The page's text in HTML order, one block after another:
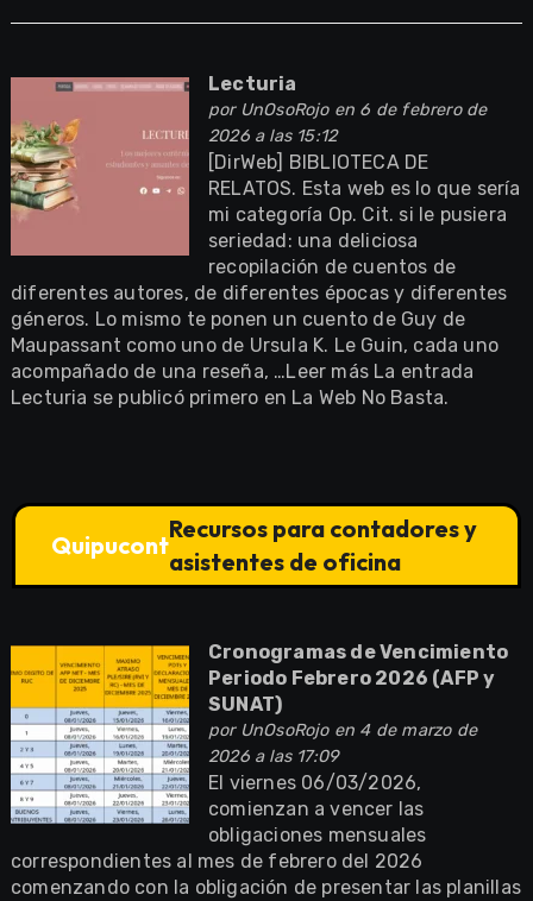
Lecturia
por UnOsoRojoen 6 de febrero de
2026 a las 15:12
[DirWeb] BIBLIOTECA DE
RELATOS. Esta web es lo que sería
mi categoría Op. Cit. si le pusiera
seriedad: una deliciosa
recopilación de cuentos de
diferentes autores, de diferentes épocas y diferentes
géneros. Lo mismo te ponen un cuento de Guy de
Maupassant como uno de Ursula K. Le Guin, cada uno
acompañado de una reseña, …Leer más La entrada
Lecturia se publicó primero en La Web No Basta.
Quipucont
Recursos para contadores y
asistentes de oficina
Cronogramas de Vencimiento
Periodo Febrero 2026 (AFP y
SUNAT)
por UnOsoRojoen 4 de marzo de
2026 a las 17:09
El viernes 06/03/2026,
comienzan a vencer las
obligaciones mensuales
correspondientes al mes de febrero del 2026
comenzando con la obligación de presentar las planillas